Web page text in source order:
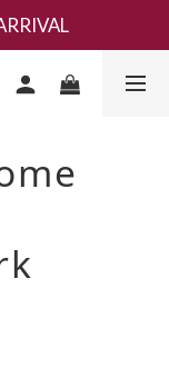
物金
三件享85折 】